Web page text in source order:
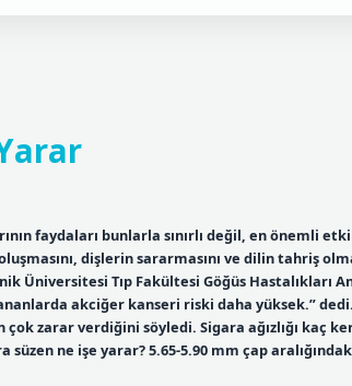
faydaları bunlarla sınırlı değil, en önemli
dişlerin sararmasını ve dilin tahriş
Üniversitesi Tıp Fakültesi Göğüs Hastalıkları
akciğer kanseri riski daha yüksek.”
zarar verdiğini söyledi. Sigara ağızlığı kaç
ne işe yarar? 5.65-5.90 mm çap